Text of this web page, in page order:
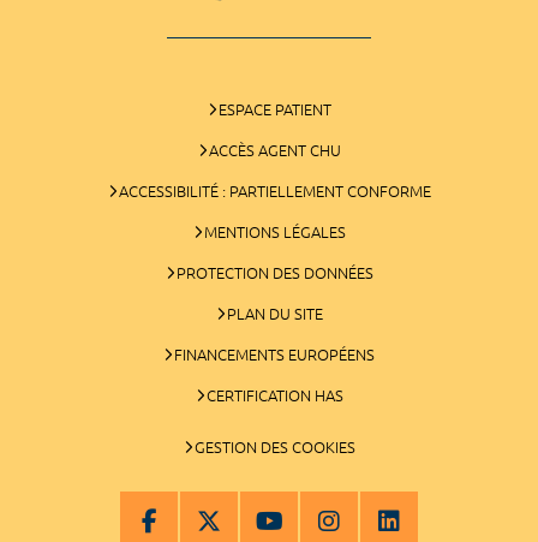
ESPACE PATIENT
ACCÈS AGENT CHU
ACCESSIBILITÉ : PARTIELLEMENT CONFORME
MENTIONS LÉGALES
PROTECTION DES DONNÉES
PLAN DU SITE
FINANCEMENTS EUROPÉENS
CERTIFICATION HAS
GESTION DES COOKIES